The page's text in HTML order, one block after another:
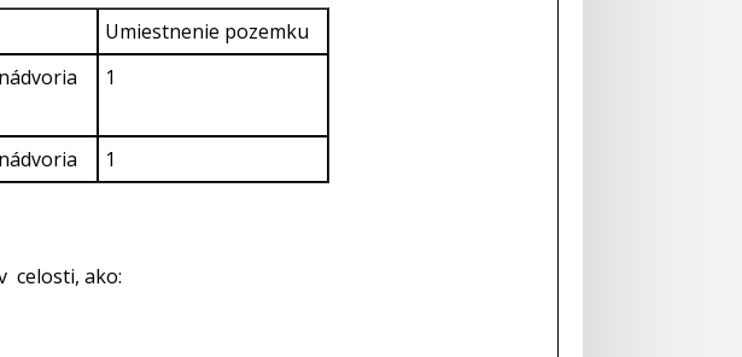
Umiestnenie pozemku
1
1
celosti, ako: